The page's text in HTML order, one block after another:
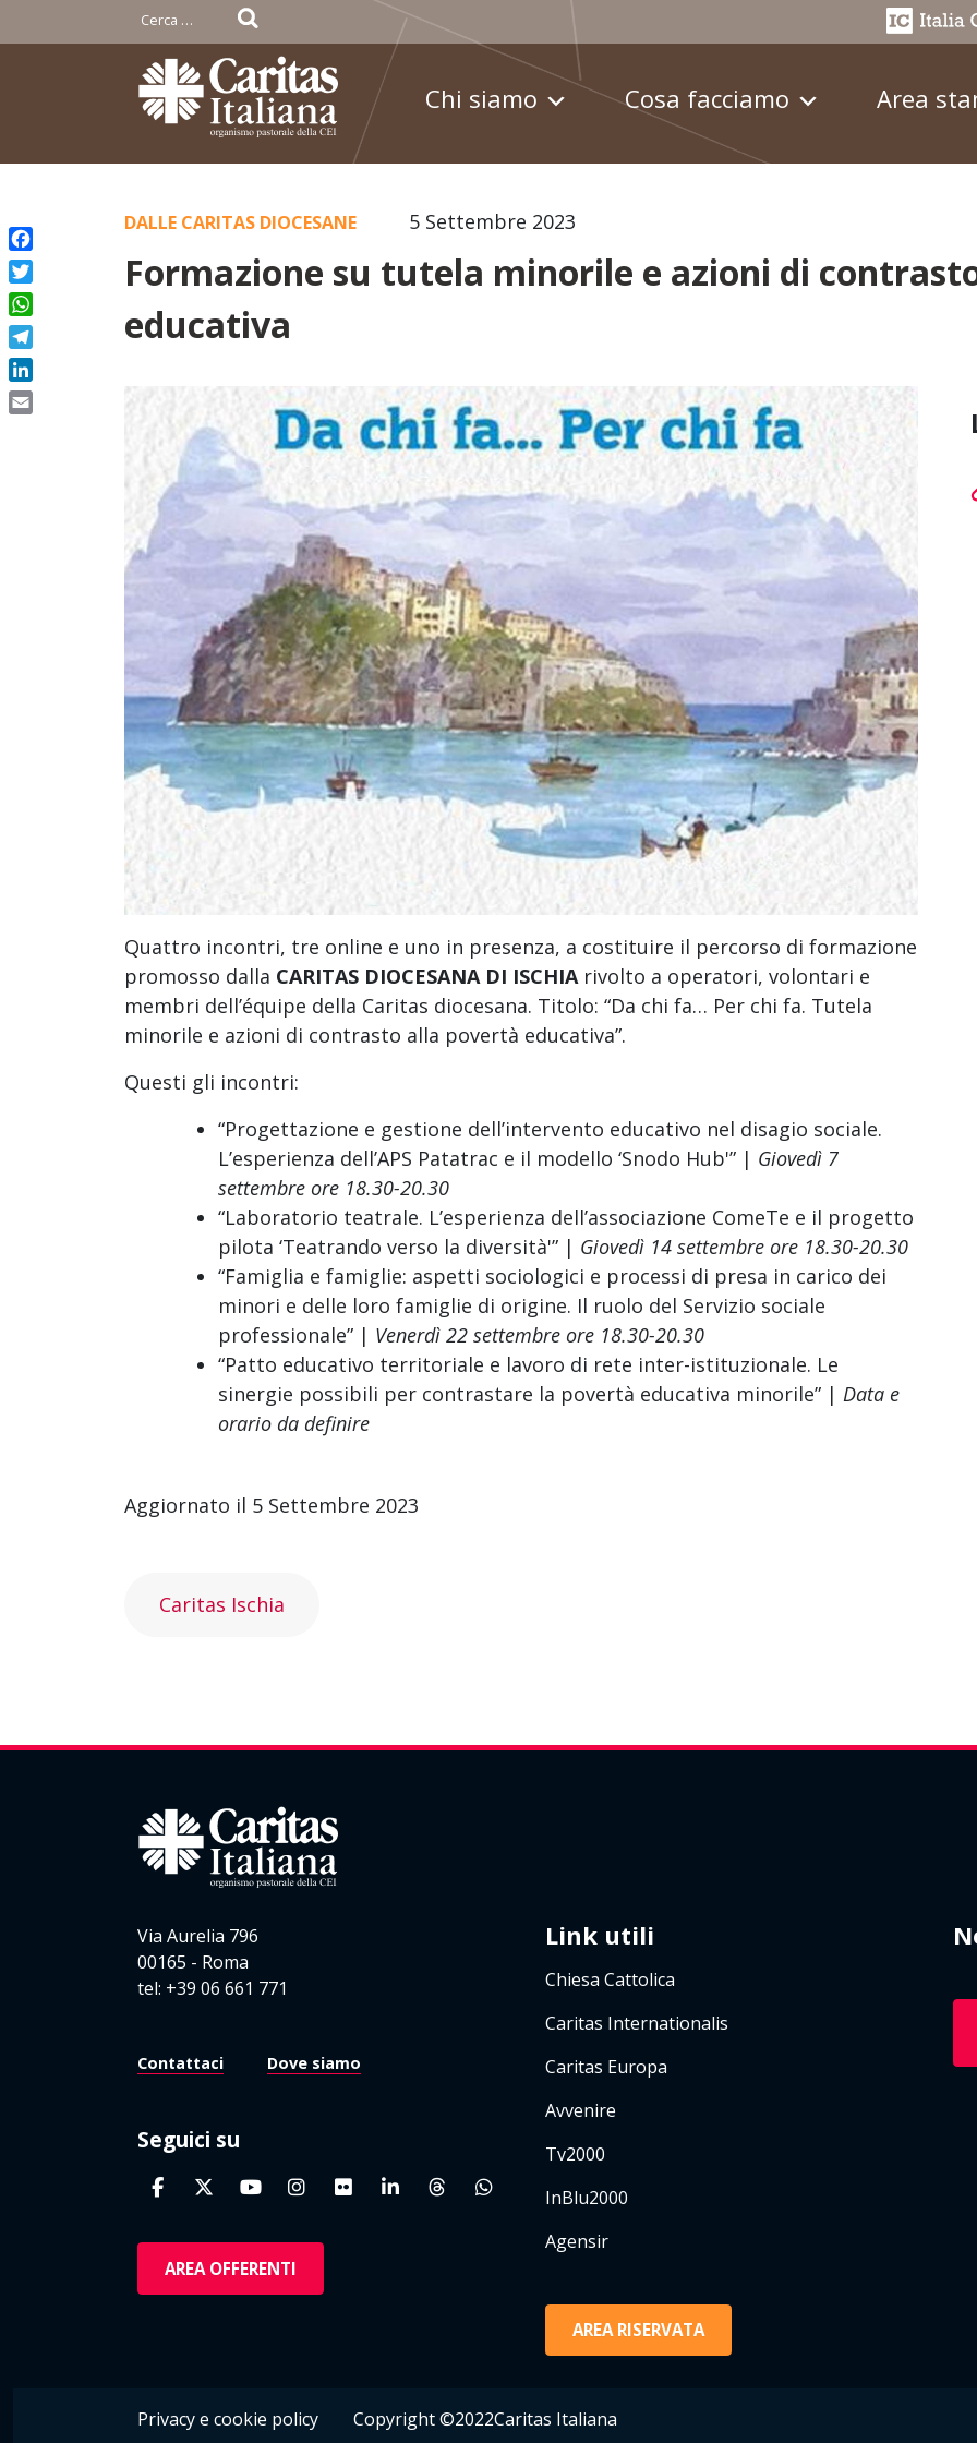
Skip
to
content
Ricerca
per:
Chi siamo Cosa facciamo Area
5 Settembre 2023
DALLE CARITAS DIOCESANE
Formazione su tutela minorile e azioni di
educativa
Quattro incontri, tre online e uno in presenza, a costituire il percorso di formazione
promosso dalla CARITAS DIOCESANA DI ISCHIArivolto a operatori, volontari e
membri dell’équipe della Caritas diocesana. Titolo: “Da chi fa… Per chi fa. Tutela
minorile e azioni di contrasto alla povertà educativa”.
Questi gli incontri:
“Progettazione e gestione dell’intervento educativo nel disagio sociale.
L’esperienza dell’APS Patatrac e il modello ‘Snodo Hub'” | Giovedì 7
settembre ore 18.30-20.30
“Laboratorio teatrale. L’esperienza dell’associazione ComeTe e il progetto
pilota ‘Teatrando verso la diversità'” | Giovedì 14 settembre ore 18.30-20.30
“Famiglia e famiglie: aspetti sociologici e processi di presa in carico dei
minori e delle loro famiglie di origine. Il ruolo del Servizio sociale
professionale” | Venerdì 22 settembre ore 18.30-20.30
“Patto educativo territoriale e lavoro di rete inter-istituzionale. Le
sinergie possibili per contrastare la povertà educativa minorile” | Data e
orario da definire
Aggiornato il 5 Settembre 2023
Caritas Ischia
Via Aurelia 796
00165 - Roma
tel: +39 06 661 771
Contattaci Dove siamo
Seguici su
AREA OFFERENTI
Link utili
Chiesa Cattolica
Caritas Internationalis
Caritas Europa
Avvenire
Tv2000
InBlu2000
Agensir
AREA RISERVATA
Privacy e cookie policy Copyright ©2022Caritas Italiana
Facebook
Twitter
WhatsApp
Telegram
LinkedIn